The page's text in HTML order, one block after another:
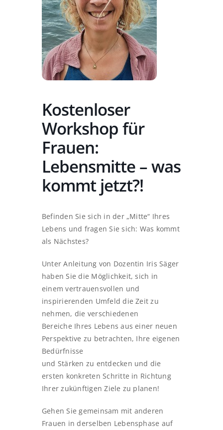
Kostenloser
Workshop für
Frauen:
Lebensmitte – was
kommt jetzt?!
Befinden Sie sich in der „Mitte“ Ihres
Lebens und fragen Sie sich: Was kommt
als Nächstes?
Unter Anleitung von Dozentin Iris Säger
haben Sie die Möglichkeit, sich in
einem vertrauensvollen und
inspirierenden Umfeld die Zeit zu
nehmen, die verschiedenen
Bereiche Ihres Lebens aus einer neuen
Perspektive zu betrachten, Ihre eigenen
Bedürfnisse
und Stärken zu entdecken und die
ersten konkreten Schritte in Richtung
Ihrer zukünftigen Ziele zu planen!
Gehen Sie gemeinsam mit anderen
Frauen in derselben Lebensphase auf